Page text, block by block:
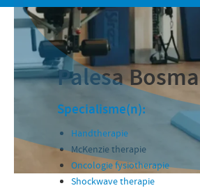
Palesa Bosma
Specialisme(n):
Handtherapie
McKenzie therapie
Oncologie fysiotherapie
Shockwave therapie